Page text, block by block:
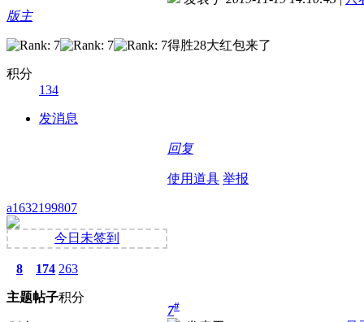
版主
积分
134
发消息
得胜28大红包来了
回复
使用道具 举报
a1632199807
今日未签到
8
主题
174
帖子
263
积分
7#